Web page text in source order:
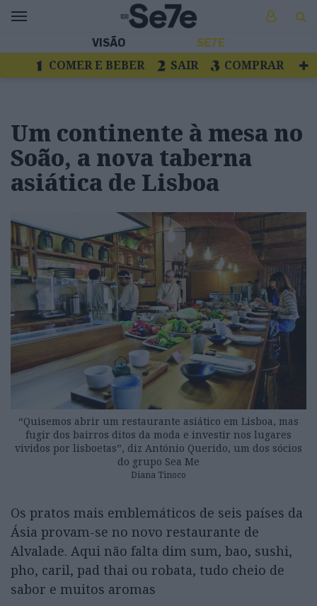
VISÃO SE7E
COMER E BEBER SAIR
COMPRAR
Um continente à mesa no
Soão, a nova taberna
asiática de Lisboa
“Quisemos abrir um restaurante asiático em Lisboa, mas
fugir dos bairros ditos da moda e investir nos lugares
vividos por lisboetas”, diz António Querido, um dos sócios
do grupo Sea Me
Diana Tinoco
Os pratos mais emblemáticos de seis países da
Ásia provam-se no novo restaurante de
Alvalade. Aqui não falta dim sum, bao, sushi,
pho, caril, pad thai ou robata, tudo cheio de
sabor e muitos aromas